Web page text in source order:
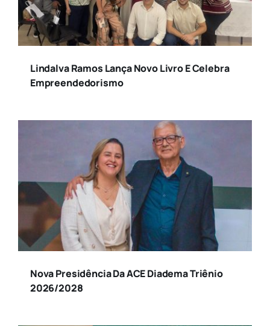
Lindalva Ramos Lança Novo Livro E Celebra
Empreendedorismo
Nova Presidência Da ACE Diadema Triênio
2026/2028